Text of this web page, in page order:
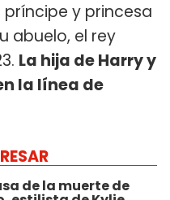
y princesa
abuelo, el rey
La hija de Harry y
la línea de
de la muerte de